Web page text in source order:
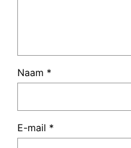
Naam *
E-mail *